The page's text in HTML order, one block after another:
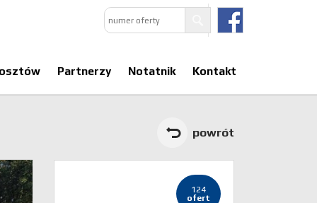
Partnerzy Notatnik Kontakt
powrót
124
ofert